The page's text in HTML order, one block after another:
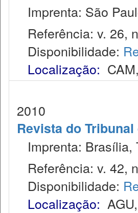
Imprenta: São
Referência: v. 26,
Disponibilidade:
Localização: CAM,
2010
Revista do
Imprenta: Brasília,
Referência: v. 42,
Disponibilidade:
Localização: AGU,